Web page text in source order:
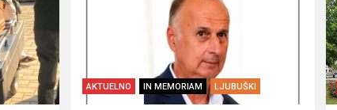
AKTUELNO IN MEMORIAM LJUBUŠKI